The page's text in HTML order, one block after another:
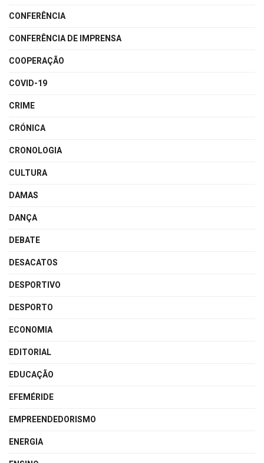
CONFERÊNCIA
CONFERÊNCIA DE IMPRENSA
COOPERAÇÃO
COVID-19
CRIME
CRÓNICA
CRONOLOGIA
CULTURA
DAMAS
DANÇA
DEBATE
DESACATOS
DESPORTIVO
DESPORTO
ECONOMIA
EDITORIAL
EDUCAÇÃO
EFEMÉRIDE
EMPREENDEDORISMO
ENERGIA